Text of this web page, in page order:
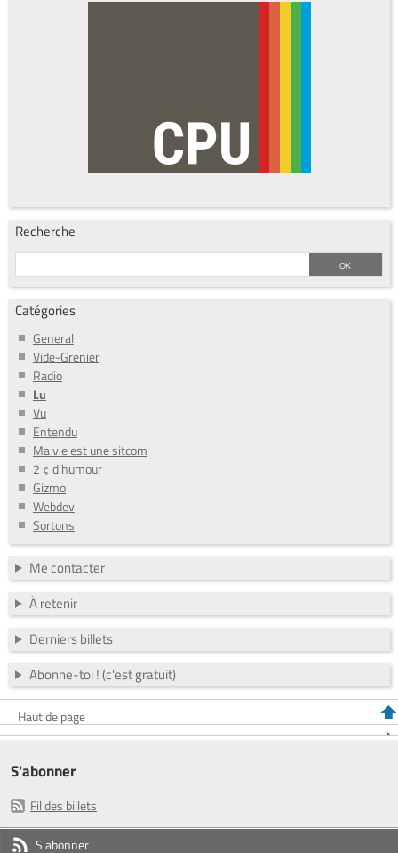
Recherche
Catégories
General
Vide-Grenier
Radio
Lu
Vu
Entendu
Ma vie est une sitcom
2 ¢ d'humour
Gizmo
Webdev
Sortons
Me contacter
À retenir
Derniers billets
Abonne-toi ! (c'est gratuit)
Haut de page
S'abonner
Fil des billets
S'abonner